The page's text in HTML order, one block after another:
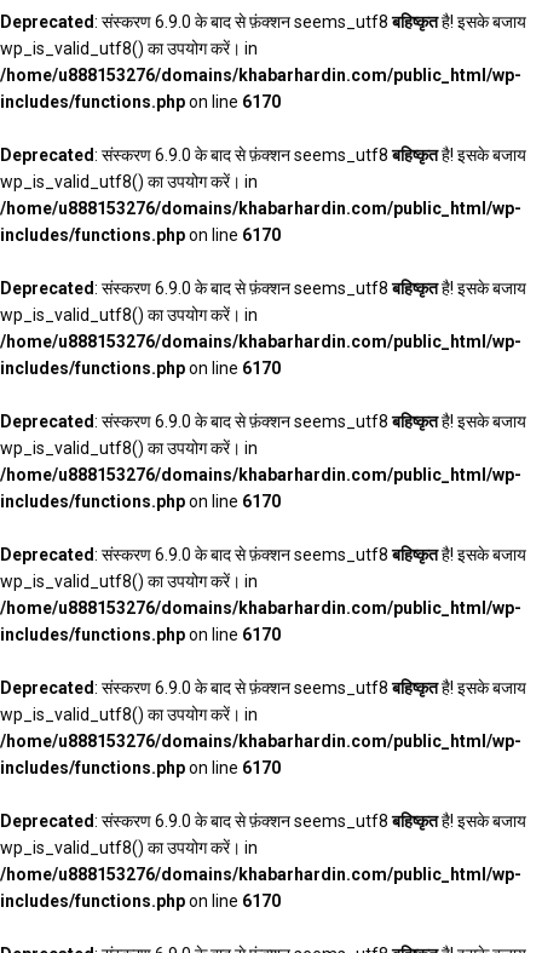
Deprecated: संस्करण 6.9.0 के बाद से फ़ंक्शन seems_utf8बहिष्कृतहै! इसके बजाय
wp_is_valid_utf8() का उपयोग करें। in
/home/u888153276/domains/khabarhardin.com/public_html/wp-
includes/functions.phpon line 6170
Deprecated: संस्करण 6.9.0 के बाद से फ़ंक्शन seems_utf8बहिष्कृतहै! इसके बजाय
wp_is_valid_utf8() का उपयोग करें। in
/home/u888153276/domains/khabarhardin.com/public_html/wp-
includes/functions.phpon line 6170
Deprecated: संस्करण 6.9.0 के बाद से फ़ंक्शन seems_utf8बहिष्कृतहै! इसके बजाय
wp_is_valid_utf8() का उपयोग करें। in
/home/u888153276/domains/khabarhardin.com/public_html/wp-
includes/functions.phpon line 6170
Deprecated: संस्करण 6.9.0 के बाद से फ़ंक्शन seems_utf8बहिष्कृतहै! इसके बजाय
wp_is_valid_utf8() का उपयोग करें। in
/home/u888153276/domains/khabarhardin.com/public_html/wp-
includes/functions.phpon line 6170
Deprecated: संस्करण 6.9.0 के बाद से फ़ंक्शन seems_utf8बहिष्कृतहै! इसके बजाय
wp_is_valid_utf8() का उपयोग करें। in
/home/u888153276/domains/khabarhardin.com/public_html/wp-
includes/functions.phpon line 6170
Deprecated: संस्करण 6.9.0 के बाद से फ़ंक्शन seems_utf8बहिष्कृतहै! इसके बजाय
wp_is_valid_utf8() का उपयोग करें। in
/home/u888153276/domains/khabarhardin.com/public_html/wp-
includes/functions.phpon line 6170
Deprecated: संस्करण 6.9.0 के बाद से फ़ंक्शन seems_utf8बहिष्कृतहै! इसके बजाय
wp_is_valid_utf8() का उपयोग करें। in
/home/u888153276/domains/khabarhardin.com/public_html/wp-
includes/functions.phpon line 6170